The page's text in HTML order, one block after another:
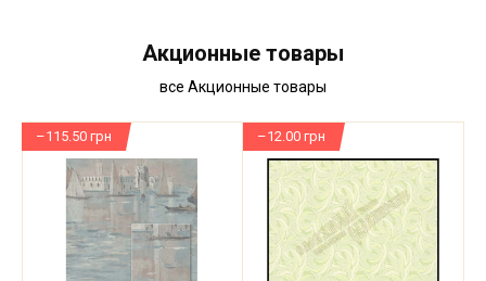
Акционные товары
все Акционные товары
–115.50 грн –12.00 грн